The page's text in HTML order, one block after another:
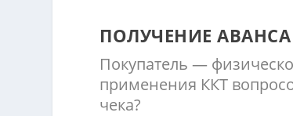
ПОЛУЧЕНИЕ
Покупатель —
применения ККТ
чека?